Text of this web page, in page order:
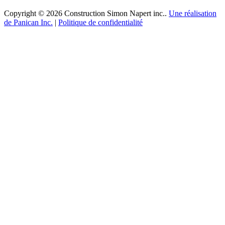
Copyright © 2026 Construction Simon Napert inc.. Une réalisation
de Panican Inc. | Politique de confidentialité